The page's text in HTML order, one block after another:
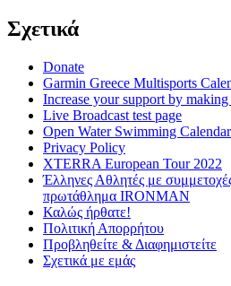
Σχετικά
Donate
Garmin Greece Multisports
Increase your support by making
Live Broadcast test page
Open Water Swimming
Privacy Policy
XTERRA European Tour 2022
Έλληνες Αθλητές με
πρωτάθλημα IRONMAN
Καλώς ήρθατε!
Πολιτική Απορρήτου
Προβληθείτε & Διαφημιστείτε
Σχετικά με εμάς